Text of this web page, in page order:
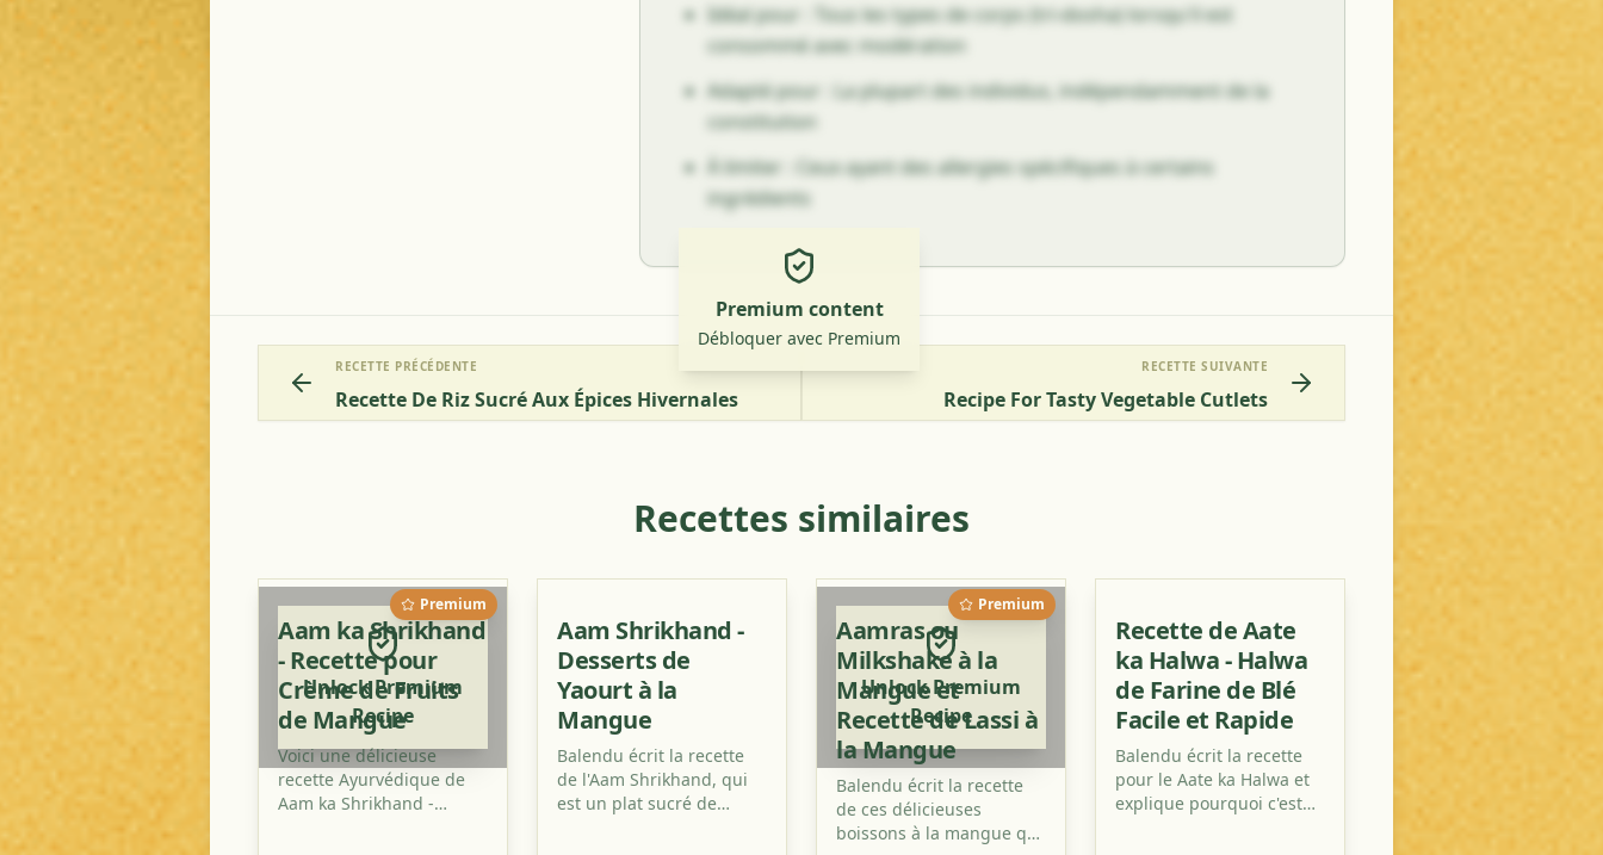
Idéal pour : Tous les types de corps (tri-dosha) lorsqu'il est
consommé avec modération
Adapté pour : La plupart des individus, indépendamment de la
constitution
À limiter : Ceux ayant des allergies spécifiques à certains
ingrédients
Premium content
Débloquer avec Premium
RECETTE PRÉCÉDENTE
Recette De Riz Sucré Aux Épices Hivernales
RECETTE SUIVANTE
Recipe For Tasty Vegetable Cutlets
Recettes similaires
Premium
Unlock Premium
Recipe
Aam ka Shrikhand
- Recette pour
Crème de Fruits
de Mangue
Voici une délicieuse
recette Ayurvédique de
Aam ka Shrikhand -
Aam Shrikhand -
Desserts de
Yaourt à la
Mangue
Balendu écrit la recette
de l'Aam Shrikhand, qui
est un plat sucré de
Premium
Unlock Premium
Recipe
Aamras ou
Milkshake à la
Mangue et
Recette de Lassi à
la Mangue
Balendu écrit la recette
de ces délicieuses
boissons à la mangue qui
Recette de Aate
ka Halwa - Halwa
de Farine de Blé
Facile et Rapide
Balendu écrit la recette
pour le Aate ka Halwa et
explique pourquoi c'est